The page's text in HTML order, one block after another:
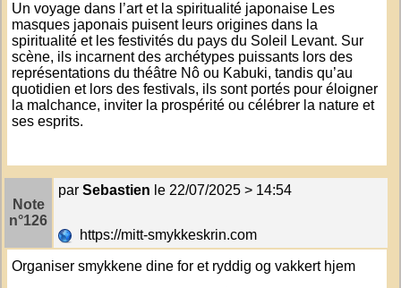
Un voyage dans l’art et la spiritualité japonaise Les
masques japonaispuisent leurs origines dans la
spiritualité et les festivités du pays du Soleil Levant. Sur
scène, ils incarnent des archétypes puissants lors des
représentations du théâtre Nô ou Kabuki, tandis qu’au
quotidien et lors des festivals, ils sont portés pour éloigner
la malchance, inviter la prospérité ou célébrer la nature et
ses esprits.
Note
n°126
parSebastien le 22/07/2025 > 14:54
https://mitt-smykkeskrin.com
Organiser smykkene dine for et ryddig og vakkert hjem